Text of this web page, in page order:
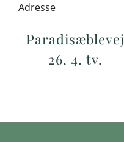
Adresse
Paradisæblevej
26, 4. tv.